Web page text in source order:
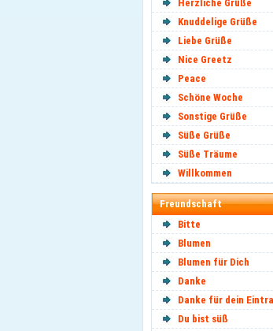
Herzliche Grüße
Knuddelige Grüße
Liebe Grüße
Nice Greetz
Peace
Schöne Woche
Sonstige Grüße
Süße Grüße
Süße Träume
Willkommen
Freundschaft
Bitte
Blumen
Blumen für Dich
Danke
Danke für dein
Du bist süß